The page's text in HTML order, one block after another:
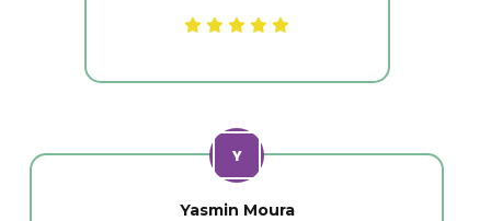
Yasmin Moura